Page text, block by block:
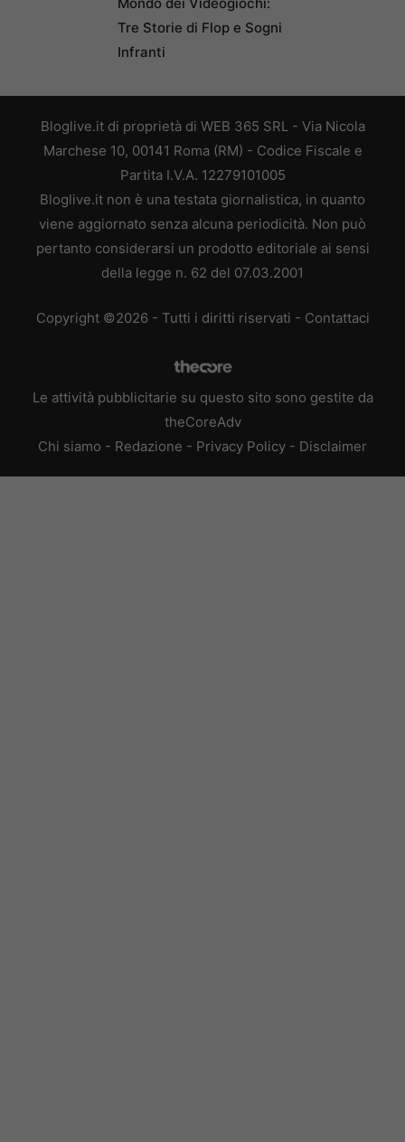
Tre Storie di Flop e Sogni
Infranti
Bloglive.it di proprietà di WEB 365 SRL - Via Nicola
Marchese 10, 00141 Roma (RM) - Codice Fiscale e
Partita I.V.A. 12279101005
Bloglive.it non è una testata giornalistica, in quanto
viene aggiornato senza alcuna periodicità. Non può
pertanto considerarsi un prodotto editoriale ai sensi
della legge n. 62 del 07.03.2001
Copyright ©2026 - Tutti i diritti riservati - Contattaci
Le attività pubblicitarie su questo sito sono gestite da
theCoreAdv
Chi siamo - Redazione - Privacy Policy - Disclaimer